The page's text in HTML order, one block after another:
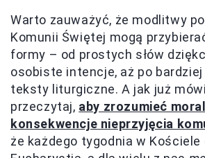
Warto zauważyć, że modlitwy
Komunii Świętej mogą
formy – od prostych słów
osobiste intencje, aż po
teksty liturgiczne. A jak już
przeczytaj, aby zrozumieć
konsekwencje nieprzyjęcia
że każdego tygodnia w Kościele